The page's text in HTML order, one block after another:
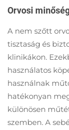
Orvosi
A nem szőtt
tisztaság és
klinikákon.
használatos
használnak
hatékonyan
különösen
szemben. A